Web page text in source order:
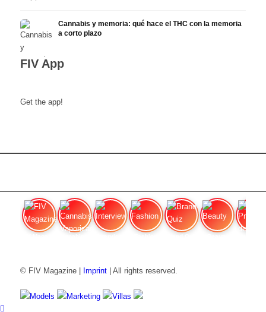
Cannabis y memoria: qué hace el THC con la memoria
a corto plazo
FIV App
Get the app!
© FIV Magazine | Imprint| All rights reserved.
Models Marketing Villas